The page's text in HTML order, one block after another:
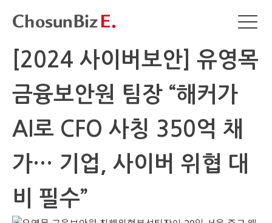
[2024 사이버보안] 유영목
금융보안원 팀장 “해커가
AI로 CFO 사칭 350억 채
가… 기업, 사이버 위협 대
비 필수”